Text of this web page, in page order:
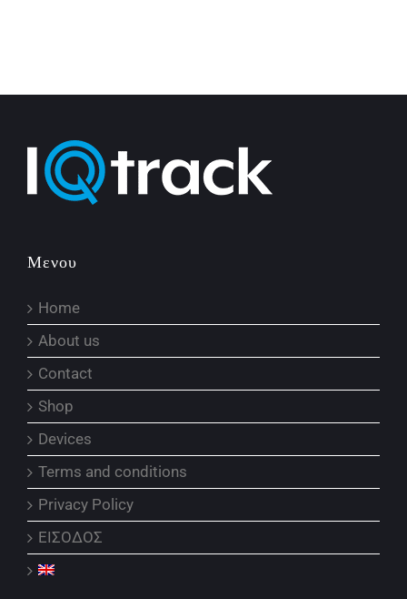
Μενου
Home
About us
Contact
Shop
Devices
Terms and conditions
Privacy Policy
ΕΙΣΟΔΟΣ